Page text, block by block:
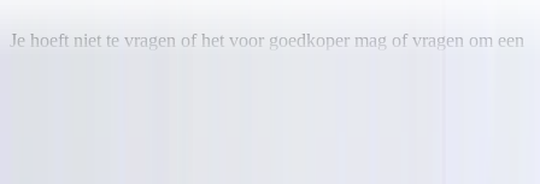
Je hoeft niet te vragen of het voor goedkoper mag of vragen om een